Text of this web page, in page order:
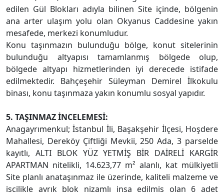
edilen Gül Blokları adıyla bilinen Site içinde, bölgenin
ana arter ulaşım yolu olan Okyanus Caddesine yakın
mesafede, merkezi konumludur.
Konu taşınmazın bulunduğu bölge, konut sitelerinin
bulunduğu altyapısı tamamlanmış bölgede olup,
bölgede altyapı hizmetlerinden iyi derecede istifade
edilmektedir. Bahçeşehir Süleyman Demirel İlkokulu
binası, konu taşınmaza yakın konumlu sosyal yapıdır.
5. TAŞINMAZ İNCELEMESİ:
Anagayrımenkul; İstanbul İli, Başakşehir İlçesi, Hoşdere
Mahallesi, Dereköy Çiftliği Mevkii, 250 Ada, 3 parselde
kayıtlı, ALTI BLOK YÜZ YETMİŞ BİR DAİRELİ KARGİR
APARTMAN nitelikli, 14.623,77 m² alanlı, kat mülkiyetli
Site planlı anataşınmaz ile üzerinde, kaliteli malzeme ve
işçilikle ayrık blok nizamlı inşa edilmiş olan 6 adet